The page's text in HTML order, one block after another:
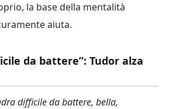
la base della mentalità
aiuta.
da battere”: Tudor alza
difficile da battere, bella,